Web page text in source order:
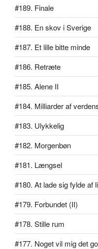
#189. Finale
#188. En skov i Sverige
#187. Et lille bitte minde
#186. Retræte
#185. Alene II
#184. Milliarder af
#183. Ulykkelig
#182. Morgenbøn
#181. Længsel
#180. At lade sig fylde af
#179. Forbundet (II)
#178. Stille rum
#177. Noget vil mig det